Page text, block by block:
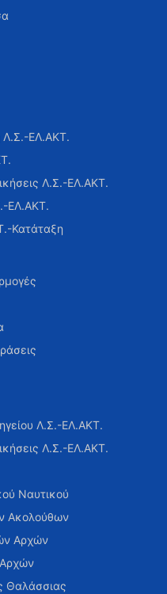
Λ.Σ.-ΕΛ.ΑΚΤ.
Λ.Σ.-ΕΛ.ΑΚΤ.
ΕΛ.ΑΚΤ.
Κατάταξη
Λ.Σ.-ΕΛ.ΑΚΤ.
Λ.Σ.-ΕΛ.ΑΚΤ.
Ναυτικού
Ακολούθων
Αρχών
Θαλάσσιας